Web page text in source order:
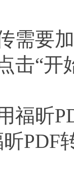
需要
击“开
福昕
PDF